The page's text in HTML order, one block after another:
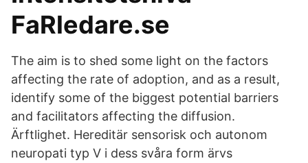
FaRledare.se
The aim is to shed some light on the factors
affecting the rate of adoption, and as a result,
identify some of the biggest potential barriers
and facilitators affecting the diffusion.
Ärftlighet. Hereditär sensorisk och autonom
neuropati typ V i dess svåra form ärvs